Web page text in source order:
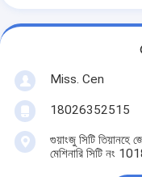
Miss. Cen
18026352515
গুয়াংজু সিটি তিয়ানহে
মেশিনারি সিটি নং